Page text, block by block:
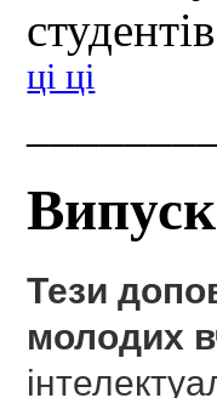
ці ці
Тези
молодих